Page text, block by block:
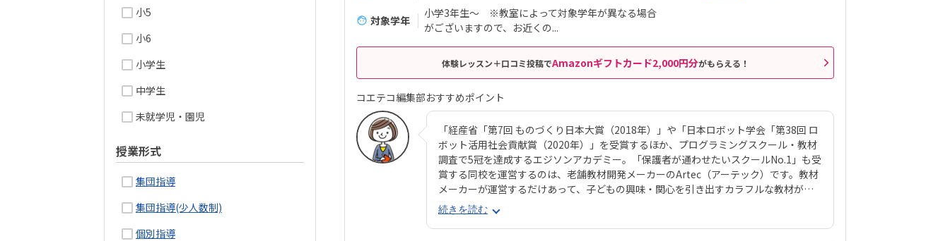
小5
小6
小学生
中学生
未就学児・園児
授業形式
集団指導
集団指導(少人数制)
個別指導
対象学年
小学3年生～ ※教室によって対象学年が異なる場合
がございますので、お近くの...
体験レッスン＋口コミ投稿でAmazonギフトカード2,000円分がもらえる！
コエテコ編集部おすすめポイント
「経産省「第7回 ものづくり日本大賞（2018年）」や「日本ロボット学会「第38回 ロ
ボット活用社会貢献賞（2020年）」を受賞するほか、プログラミングスクール・教材
調査で5冠を達成するエジソンアカデミー。「保護者が通わせたいスクールNo.1」も受
賞する同校を運営するのは、老舗教材開発メーカーのArtec（アーテック）です。教材
メーカーが運営するだけあって、子どもの興味・関心を引き出すカラフルな教材が魅
力◎。使用教材はアーテックオリジナルの「アーテックロボ」で、タテ・ヨコ・ナナ
メに接続できる、立方体に近いブロック「アーテックブロック」を使って組み立てま
す。一般的なブロック教材に比べて自由度が高いので、立体が苦手なお子さんでも思
続きを読む